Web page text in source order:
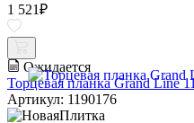
1 521₽
Ожидается
Торцевая планка Grand Line
Артикул: 1190176